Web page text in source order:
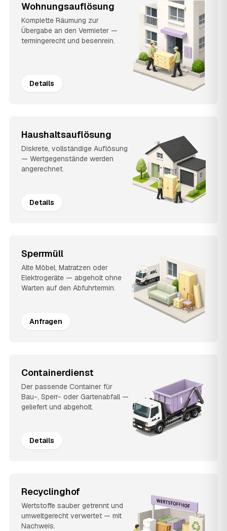
Wohnungsauflösung
Komplette Räumung zur
Übergabe an den Vermieter —
termingerecht und besenrein.
Details
Haushaltsauflösung
Diskrete, vollständige Auflösung
— Wertgegenstände werden
angerechnet.
Details
Sperrmüll
Alte Möbel, Matratzen oder
Elektrogeräte — abgeholt ohne
Warten auf den Abfuhrtermin.
Anfragen
Containerdienst
Der passende Container für
Bau-, Sperr- oder Gartenabfall —
geliefert und abgeholt.
Details
Recyclinghof
Wertstoffe sauber getrennt und
umweltgerecht verwertet — mit
Nachweis.